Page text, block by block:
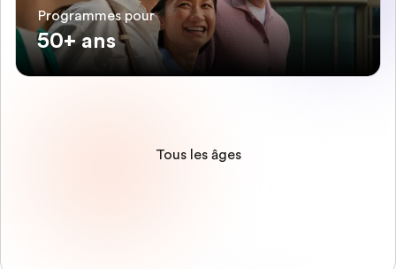
Programmes pour
50+ ans
Tous les âges